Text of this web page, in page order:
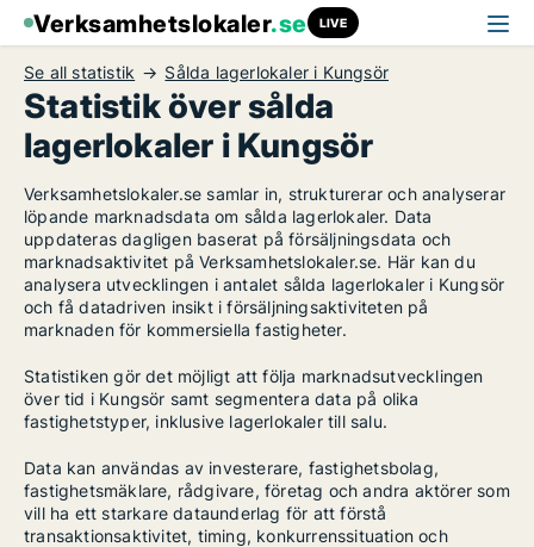
Verksamhetslokaler.se LIVE
Se all statistik Sålda lagerlokaler i Kungsör
Statistik över sålda
lagerlokaler i Kungsör
Verksamhetslokaler.se samlar in, strukturerar och analyserar
löpande marknadsdata om sålda lagerlokaler. Data
uppdateras dagligen baserat på försäljningsdata och
marknadsaktivitet på Verksamhetslokaler.se. Här kan du
analysera utvecklingen i antalet sålda lagerlokaler i Kungsör
och få datadriven insikt i försäljningsaktiviteten på
marknaden för kommersiella fastigheter.
Statistiken gör det möjligt att följa marknadsutvecklingen
över tid i Kungsör samt segmentera data på olika
fastighetstyper, inklusive lagerlokaler till salu.
Data kan användas av investerare, fastighetsbolag,
fastighetsmäklare, rådgivare, företag och andra aktörer som
vill ha ett starkare dataunderlag för att förstå
transaktionsaktivitet, timing, konkurrenssituation och